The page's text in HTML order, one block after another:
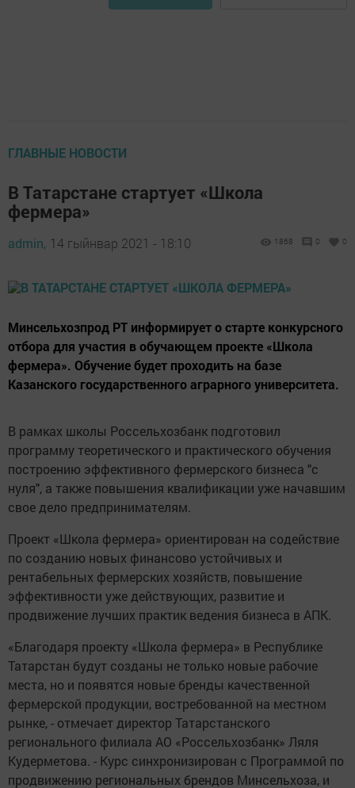
ГЛАВНЫЕ НОВОСТИ
В Татарстане стартует «Школа
фермера»
admin, 14 гыйнвар 2021 - 18:10 1868 0 0
Минсельхозпрод РТ информирует о старте конкурсного
отбора для участия в обучающем проекте «Школа
фермера». Обучение будет проходить на базе
Казанского государственного аграрного университета.
В рамках школы Россельхозбанк подготовил
программу теоретического и практического обучения
построению эффективного фермерского бизнеса "с
нуля", а также повышения квалификации уже начавшим
свое дело предпринимателям.
Проект «Школа фермера» ориентирован на содействие
по созданию новых финансово устойчивых и
рентабельных фермерских хозяйств, повышение
эффективности уже действующих, развитие и
продвижение лучших практик ведения бизнеса в АПК.
«Благодаря проекту «Школа фермера» в Республике
Татарстан будут созданы не только новые рабочие
места, но и появятся новые бренды качественной
фермерской продукции, востребованной на местном
рынке, - отмечает директор Татарстанского
регионального филиала АО «Россельхозбанк» Ляля
Кудерметова. - Курс синхронизирован с Программой по
продвижению региональных брендов Минсельхоза, и